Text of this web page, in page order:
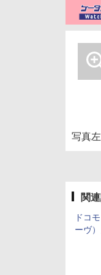
写真
関
ドコ
ーヴ）